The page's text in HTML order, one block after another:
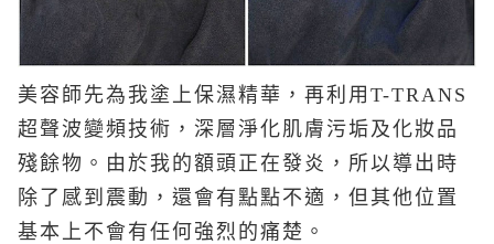
美容師先為我塗上保濕精華，再利用T-TRANS
超聲波變頻技術，深層淨化肌膚污垢及化妝品
殘餘物。由於我的額頭正在發炎，所以導出時
除了感到震動，還會有點點不適，但其他位置
基本上不會有任何強烈的痛楚。